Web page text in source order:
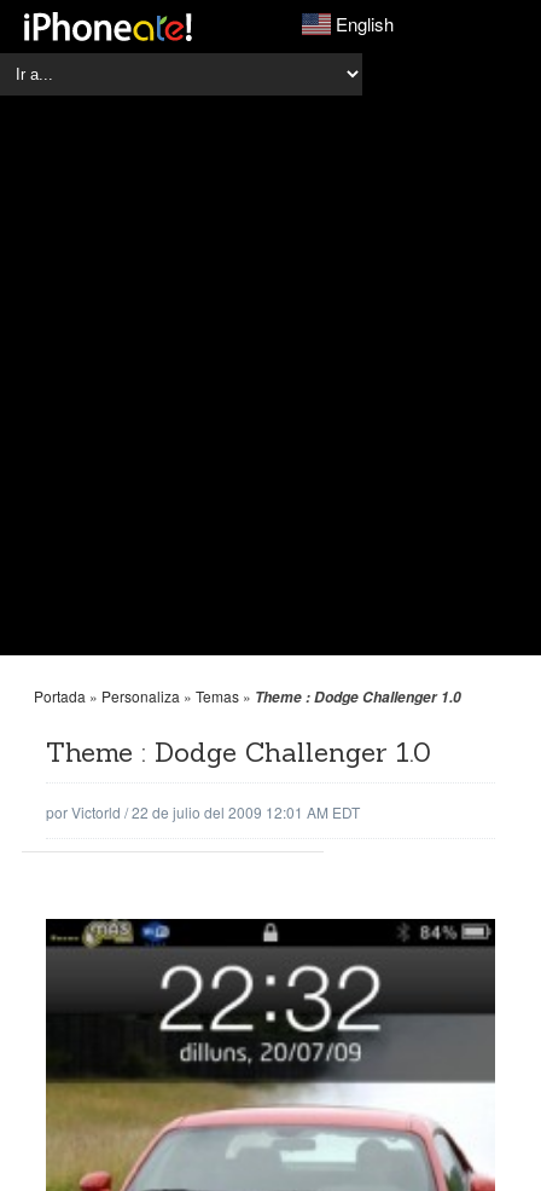
English
Portada » Personaliza » Temas » Theme : Dodge Challenger 1.0
Theme : Dodge Challenger 1.0
porVictorld /22 de julio del 2009 12:01 AM EDT